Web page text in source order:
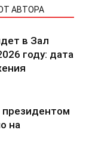
АВТОРА
в Зал
году: дата
президентом
на